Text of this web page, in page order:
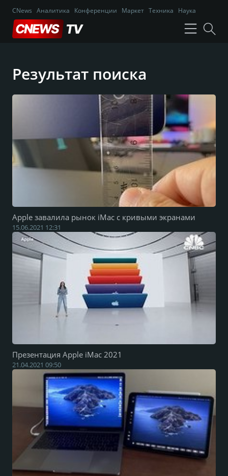
CNews Аналитика Конференции Маркет Техника Наука
Результат поиска
Apple завалила рынок iMac с кривыми экранами
15.06.2021 12:31
Презентация Apple iMac 2021
21.04.2021 09:50